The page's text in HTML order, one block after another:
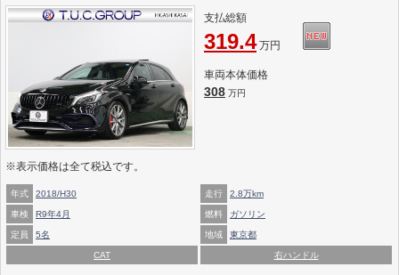
AMG強化ﾌﾞﾚｰｷ AMGｴｱﾛ&18ｲﾝﾁAW 2年保証付
支払総額
319.4 万円
車両本体価格
308 万円
※表示価格は全て税込です。
年式 2018/H30 走行 2.8万km
車検 R9年4月 燃料 ガソリン
定員 5名 地域 東京都
CAT 右ハンドル